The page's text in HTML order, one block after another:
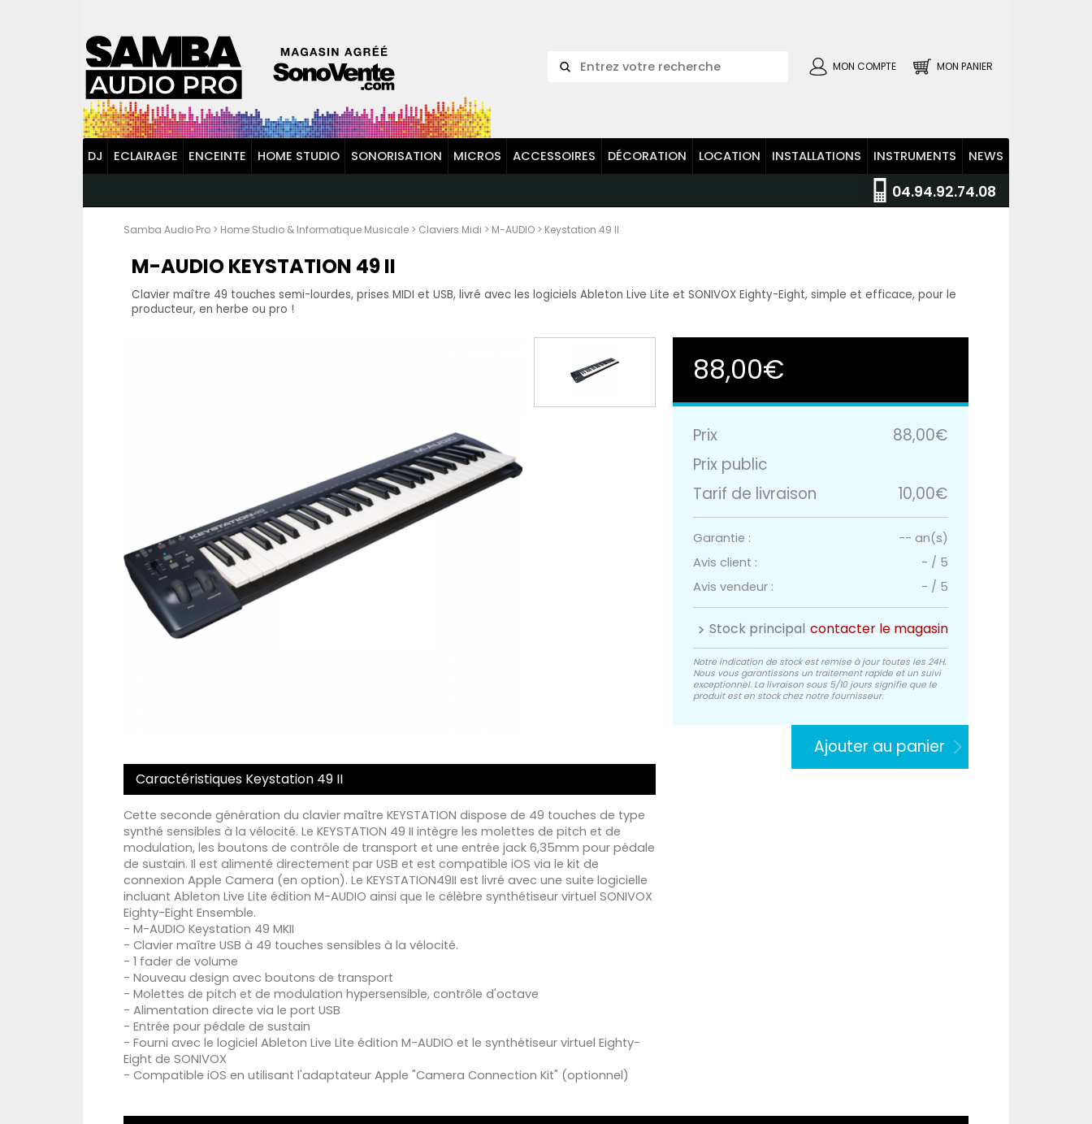
MON PANIER
MON COMPTE
DJ ECLAIRAGE ENCEINTE HOME STUDIO SONORISATION MICROS ACCESSOIRES DÉCORATION LOCATION INSTALLATIONS INSTRUMENTS NEWS
04.94.92.74.08
Samba Audio Pro > Home Studio & Informatique Musicale > Claviers Midi > M-AUDIO > Keystation 49 II
M-AUDIO KEYSTATION 49 II
Clavier maître 49 touches semi-lourdes, prises MIDI et USB, livré avec les logiciels Ableton Live Lite et SONIVOX Eighty-Eight, simple et efficace, pour le
producteur, en herbe ou pro !
88,00€
Prix
88,00€
Prix public
Tarif de livraison
10,00€
Garantie :
-- an(s)
Avis client :
- / 5
Avis vendeur :
- / 5
Stock principal contacter le magasin
Notre indication de stock est remise à jour toutes les 24H.
Nous vous garantissons un traitement rapide et un suivi
exceptionnel. La livraison sous 5/10 jours signifie que le
produit est en stock chez notre fournisseur.
Ajouter au panier
Caractéristiques Keystation 49 II
Cette seconde génération du clavier maître KEYSTATION dispose de 49 touches de type
synthé sensibles à la vélocité. Le KEYSTATION 49 II intègre les molettes de pitch et de
modulation, les boutons de contrôle de transport et une entrée jack 6,35mm pour pédale
de sustain. Il est alimenté directement par USB et est compatible iOS via le kit de
connexion Apple Camera (en option). Le KEYSTATION49II est livré avec une suite logicielle
incluant Ableton Live Lite édition M-AUDIO ainsi que le célèbre synthétiseur virtuel SONIVOX
Eighty-Eight Ensemble.
- M-AUDIO Keystation 49 MKII
- Clavier maître USB à 49 touches sensibles à la vélocité.
- 1 fader de volume
- Nouveau design avec boutons de transport
- Molettes de pitch et de modulation hypersensible, contrôle d'octave
- Alimentation directe via le port USB
- Entrée pour pédale de sustain
- Fourni avec le logiciel Ableton Live Lite édition M-AUDIO et le synthétiseur virtuel Eighty-
Eight de SONIVOX
- Compatible iOS en utilisant l'adaptateur Apple "Camera Connection Kit" (optionnel)